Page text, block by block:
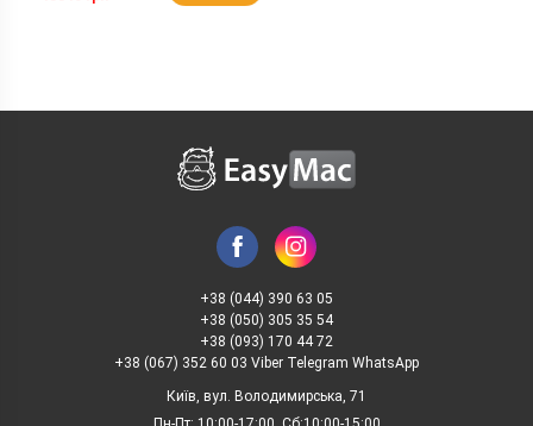
+38 (044) 390 63 05
+38 (050) 305 35 54
+38 (093) 170 44 72
+38 (067) 352 60 03 Viber Telegram WhatsApp
Київ, вул. Володимирська, 71